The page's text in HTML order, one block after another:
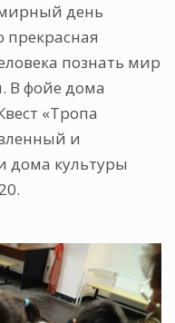
день
прекрасная
познать мир
В фойе дома
«Тропа
и
дома культуры